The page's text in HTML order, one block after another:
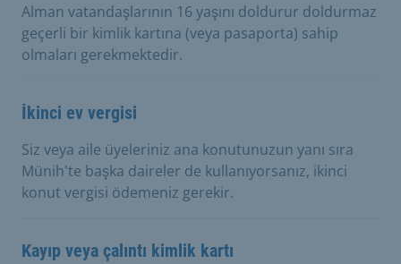
Alman vatandaşlarının 16 yaşını doldurur doldurmaz
geçerli bir kimlik kartına (veya pasaporta) sahip
olmaları gerekmektedir.
İkinci ev vergisi
Siz veya aile üyeleriniz ana konutunuzun yanı sıra
Münih'te başka daireler de kullanıyorsanız, ikinci
konut vergisi ödemeniz gerekir.
Kayıp veya çalıntı kimlik kartı